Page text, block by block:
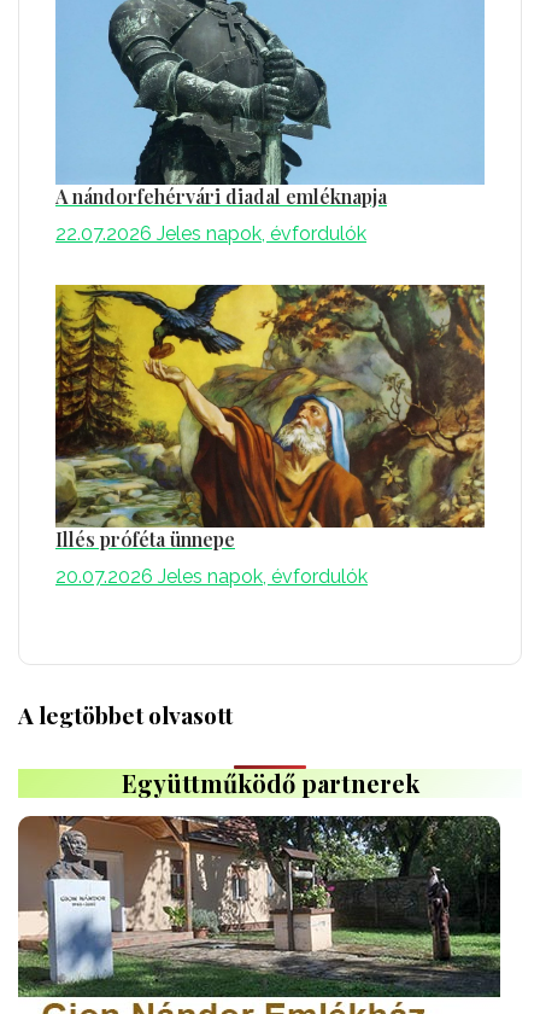
A nándorfehérvári diadal emléknapja
22.07.2026 Jeles napok, évfordulók
Illés próféta ünnepe
20.07.2026 Jeles napok, évfordulók
A legtöbbet olvasott
Együttműködő partnerek